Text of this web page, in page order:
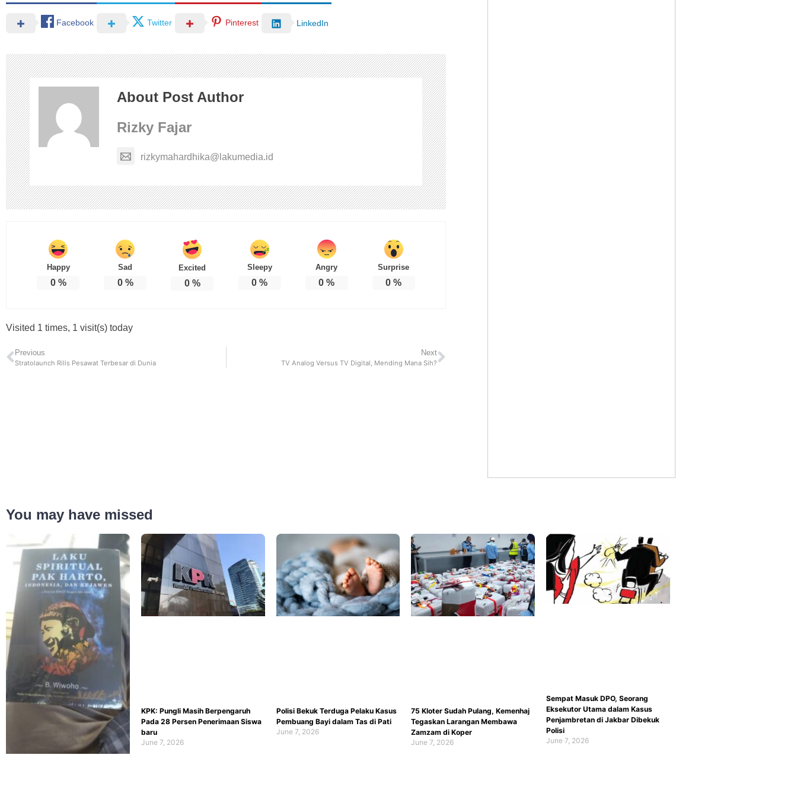
Facebook Twitter Pinterest LinkedIn
About Post Author
Rizky Fajar
rizkymahardhika@lakumedia.id
Happy
0%
Sad
0%
Excited
0%
Sleepy
0 %
Angry
0 %
Surprise
0 %
Visited 1 times, 1 visit(s) today
Previous
Stratolaunch Rilis Pesawat Terbesar di Dunia
Next
TV Analog Versus TV Digital, Mending Mana Sih?
You may have missed
KPK: Pungli Masih Berpengaruh
Pada 28 Persen Penerimaan Siswa
baru
June 7, 2026
Polisi Bekuk Terduga Pelaku Kasus
Pembuang Bayi dalam Tas di Pati
June 7, 2026
75 Kloter Sudah Pulang, Kemenhaj
Tegaskan Larangan Membawa
Zamzam di Koper
June 7, 2026
Sempat Masuk DPO, Seorang
Eksekutor Utama dalam Kasus
Penjambretan di Jakbar Dibekuk
Polisi
June 7, 2026